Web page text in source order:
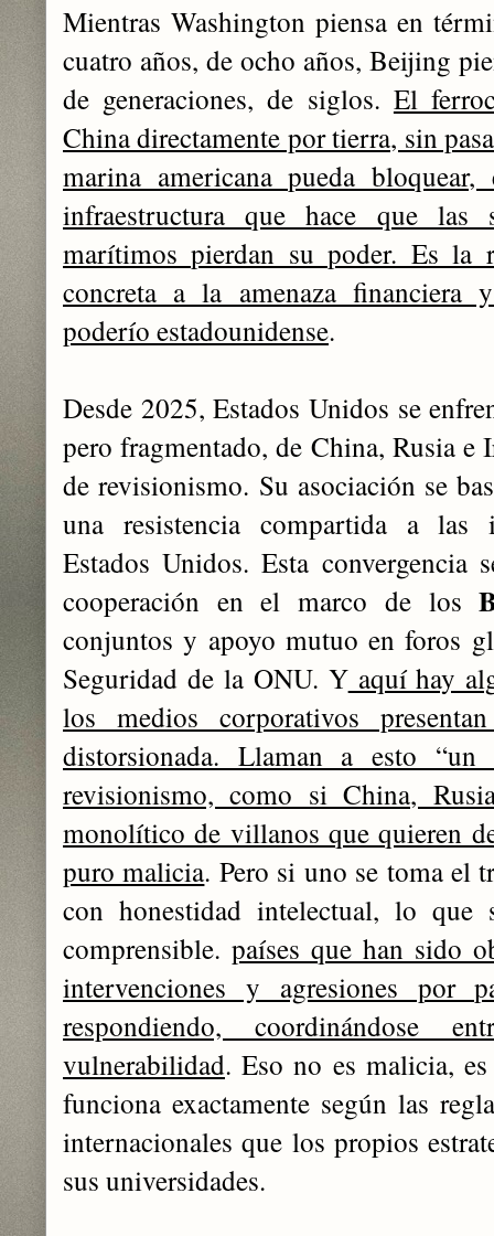
Mientras Washington piensa en
cuatro años, de ocho años, Beijing
de generaciones, de siglos. El
China directamente por tierra, sin
marina americana pueda
infraestructura que hace que las
marítimos pierdan su poder. Es la
concreta a la amenaza financiera
poderío estadounidense.
Desde 2025, Estados Unidos se
pero fragmentado, de China, Rusia e
de revisionismo. Su asociación se
una resistencia compartida a las
Estados Unidos. Esta convergencia
cooperación en el marco de los
conjuntos y apoyo mutuo en foros
Seguridad de la ONU. Yaquí hay
los medios corporativos
distorsionada. Llaman a esto
revisionismo, como si China,
monolítico de villanos que quieren
puro malicia. Pero si uno se toma el
con honestidad intelectual, lo
comprensible. países que han sido
intervenciones y agresiones por
respondiendo, coordinándose
vulnerabilidad. Eso no es malicia,
funciona exactamente según las
internacionales que los propios
sus universidades.